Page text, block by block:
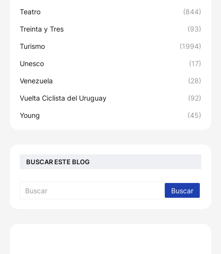
Teatro (844)
Treinta y Tres (93)
Turismo (1994)
Unesco (17)
Venezuela (28)
Vuelta Ciclista del Uruguay (92)
Young (45)
BUSCAR ESTE BLOG